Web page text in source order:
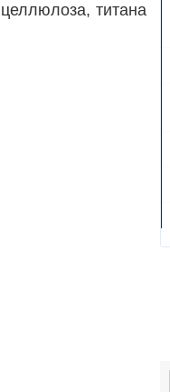
титана